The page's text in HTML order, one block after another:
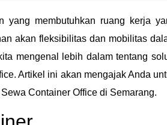
yang membutuhkan ruang kerja
akan fleksibilitas dan mobilitas
mengenal lebih dalam tentang
Artikel ini akan mengajak Anda
Container Office di Semarang.